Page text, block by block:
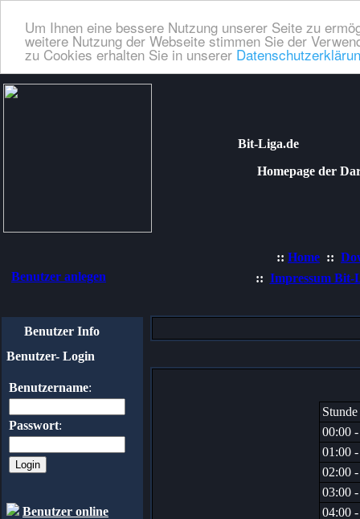
Um Ihnen eine bessere Nutzung unserer Seite zu
weitere Nutzung der Webseite stimmen Sie der
zu Cookies erhalten Sie in unserer
Bit-Liga.de
Homepage der
Benutzer anlegen
:: Home ::
:: Impressum Bit-
Benutzer Info
Benutzer- Login
Benutzername:
Passwort:
Benutzer online
Stunde
00:00
01:00
02:00
03:00
04:00